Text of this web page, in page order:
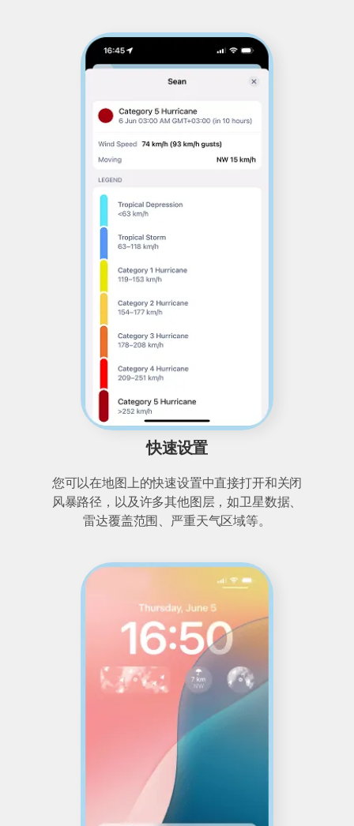
快速设置
您可以在地图上的快速设置中直接打开和关闭
风暴路径，以及许多其他图层，如卫星数据、
雷达覆盖范围、严重天气区域等。